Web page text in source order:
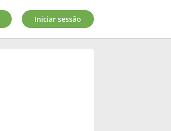
Iniciar sessão